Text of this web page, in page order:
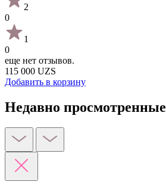
2
0
1
0
еще нет отзывов.
115 000 UZS
Добавить в корзину
Недавно просмотренные